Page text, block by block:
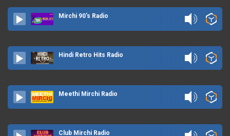
Mirchi 90's Radio
Hindi Retro Hits Radio
Meethi Mirchi Radio
Club Mirchi Radio